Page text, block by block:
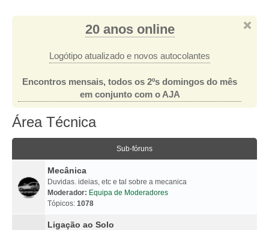
20 anos online
Logótipo atualizado e novos autocolantes
Encontros mensais, todos os 2ºs domingos do mês
em conjunto com o AJA
Área Técnica
Sub-fóruns
Mecânica
Duvidas. ideias, etc e tal sobre a mecanica
Moderador: Equipa de Moderadores
Tópicos: 1078
Ligação ao Solo